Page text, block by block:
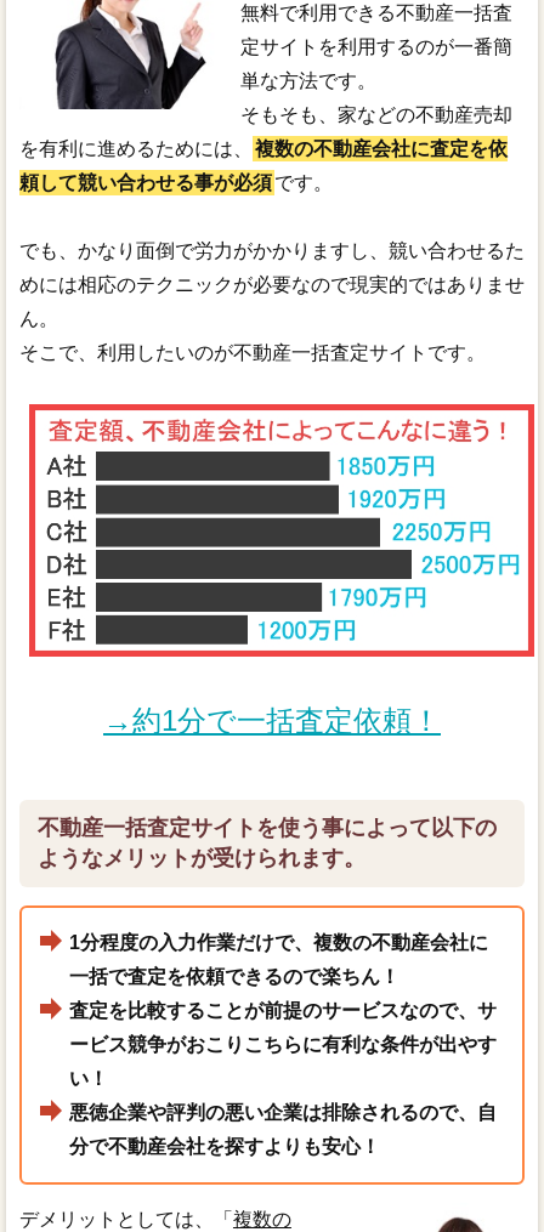
無料で利用できる不動産一括査
定サイトを利用するのが一番簡
単な方法です。
そもそも、家などの不動産売却
を有利に進めるためには、
複数の不動産会社に査定を依
頼して競い合わせる事が必須です。
でも、かなり面倒で労力がかかりますし、競い合わせるた
めには相応のテクニックが必要なので現実的ではありませ
ん。
そこで、利用したいのが不動産一括査定サイトです。
→約1分で一括査定依頼！
不動産一括査定サイトを使う事によって以下の
ようなメリットが受けられます。
1分程度の入力作業だけで、複数の不動産会社に
一括で査定を依頼できるので楽ちん！
査定を比較することが前提のサービスなので、サ
ービス競争がおこりこちらに有利な条件が出やす
い！
悪徳企業や評判の悪い企業は排除されるので、自
分で不動産会社を探すよりも安心！
デメリットとしては、「 複数の